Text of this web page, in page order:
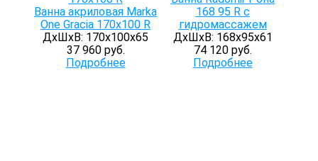
Ванна акриловая Marka
One Gracia 170x100 R
ДхШхВ: 170х100х65
37 960 руб.
Подробнее
168 95 R с
гидромассажем
ДхШхВ: 168х95х61
74 120 руб.
Подробнее